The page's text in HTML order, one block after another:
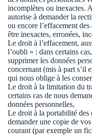
incomplètes ou inexactes.
autorise à demander la
ou encore l’effacement
être inexactes, erronées,
Le droit à l’effacement,
l’oubli » : dans certains
supprimer les données
concernant (mis à part s’il
qui nous oblige à les
Le droit à la limitation du
certains cas de nous
données personnelles,
Le droit à la portabilité des
demander une copie de
courant (par exemple un